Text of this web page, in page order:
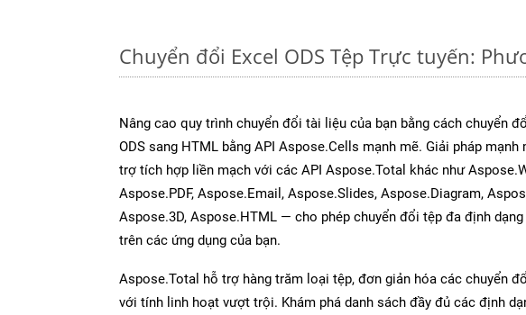
Chuyển đổi Excel ODS Tệp Trực tuyến:
Nâng cao quy trình chuyển đổi tài liệu của bạn bằng cách chuyển
ODS sang HTML bằng API Aspose.Cells mạnh mẽ. Giải pháp mạnh
trợ tích hợp liền mạch với các API Aspose.Total khác như
Aspose.PDF, Aspose.Email, Aspose.Slides, Aspose.Diagram,
Aspose.3D, Aspose.HTML — cho phép chuyển đổi tệp đa định
trên các ứng dụng của bạn.
Aspose.Total hỗ trợ hàng trăm loại tệp, đơn giản hóa các chuyển
với tính linh hoạt vượt trội. Khám phá danh sách đầy đủ các định